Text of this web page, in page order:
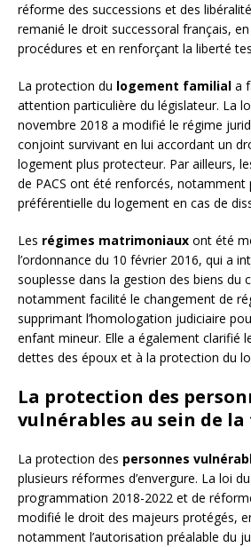
réforme des successions et des
remanié le droit successoral français,
procédures et en renforçant la liberté
La protection du logement familial a
attention particulière du législateur. La
novembre 2018 a modifié le régime
conjoint survivant en lui accordant un
logement plus protecteur. Par ailleurs,
de PACS ont été renforcés, notamment
préférentielle du logement en cas de
Les régimes matrimoniaux ont été
l’ordonnance du 10 février 2016, qui a
souplesse dans la gestion des biens du
notamment facilité le changement de
supprimant l’homologation judiciaire
enfant mineur. Elle a également clarifié
dettes des époux et à la protection du
La protection des
vulnérables au sein de
La protection des personnes
plusieurs réformes d’envergure. La loi
programmation 2018-2022 et de
modifié le droit des majeurs protégés,
notamment l’autorisation préalable du